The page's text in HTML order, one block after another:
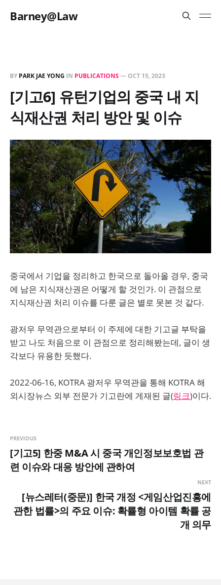
Barney@Law
BY PARK JAE YONG IN PUBLICATIONS— OCT 15, 2023
[기고6] 유턴기업의 중국 내 지
식재산권 처리 방안 및 이슈
중국에서 기업을 정리하고 한국으로 돌아올 경우, 중국
에 남은 지식재산권은 어떻게 할 것인가. 이 관점으로
지식재산권 처리 이슈를 다룬 글은 별로 못본 것 같다.
광저우 무역관으로부터 이 주제에 대한 기고글 부탁을
받고 나도 처음으로 이 관점으로 정리해봤는데, 글이 생
각보다 유용한 듯했다.
2022-06-16, KOTRA 광저우 무역관을 통해 KOTRA 해
외시장뉴스 외부 전문가 기고란에 게재된 글(링크)이다.
PREVIOUS
[기고5] 한중 M&A 시 중국 개인정보보호법 관
련 이슈와 대응 방안에 관하여
NEXT
[뉴스레터(중문)] 한국 개정 <게임산업진흥에
관한 법률>의 주요 이슈: 확률형 아이템 확률 공
개 의무